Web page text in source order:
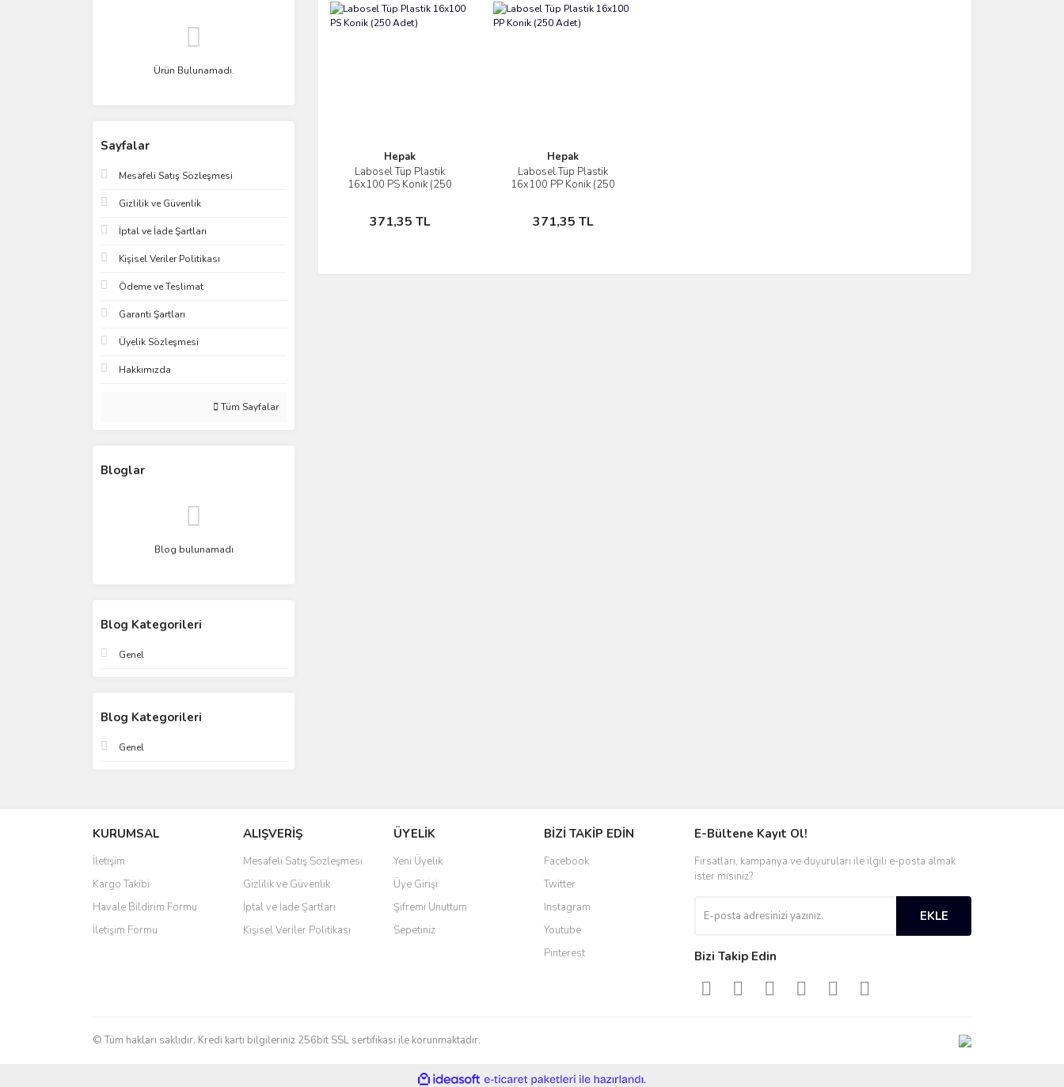
Ürün Bulunamadı.
Sayfalar
Mesafeli Satış Sözleşmesi
Gizlilik ve Güvenlik
İptal ve İade Şartları
Kişisel Veriler Politikası
Ödeme ve Teslimat
Garanti Şartları
Üyelik Sözleşmesi
Hakkımızda
Tüm Sayfalar
Bloglar
Blog bulunamadı
Blog Kategorileri
Genel
Blog Kategorileri
Genel
Hepak
Labosel Tüp Plastik
16x100 PS Konik (250
371,35 TL
İncele
Sepete Ekle
Hepak
Labosel Tüp Plastik
16x100 PP Konik (250
371,35 TL
İncele
Sepete Ekle
KURUMSAL
İletişim
Kargo Takibi
Havale Bildirim Formu
İletişim Formu
ALIŞVERİŞ
Mesafeli Satış Sözleşmesi
Gizlilik ve Güvenlik
İptal ve İade Şartları
Kişisel Veriler Politikası
ÜYELİK
Yeni Üyelik
Üye Girişi
Şifremi Unuttum
Sepetiniz
BİZİ TAKİP EDİN
Facebook
Twitter
Instagram
Youtube
Pinterest
E-Bültene Kayıt Ol!
Fırsatları, kampanya ve duyuruları ile ilgili e-posta almak
ister misiniz?
EKLE
Bizi Takip Edin
© Tüm hakları saklıdır. Kredi kartı bilgileriniz 256bit SSL sertifikası ile korunmaktadır.
ideasoft e-